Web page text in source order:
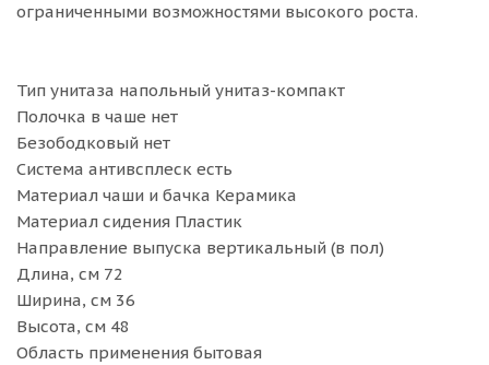
ограниченными возможностями высокого роста.
Тип унитаза напольный унитаз-компакт
Полочка в чаше нет
Безободковый нет
Система антивсплеск есть
Материал чаши и бачка Керамика
Материал сидения Пластик
Направление выпуска вертикальный (в пол)
Длина, см 72
Ширина, см 36
Высота, см 48
Область применения бытовая